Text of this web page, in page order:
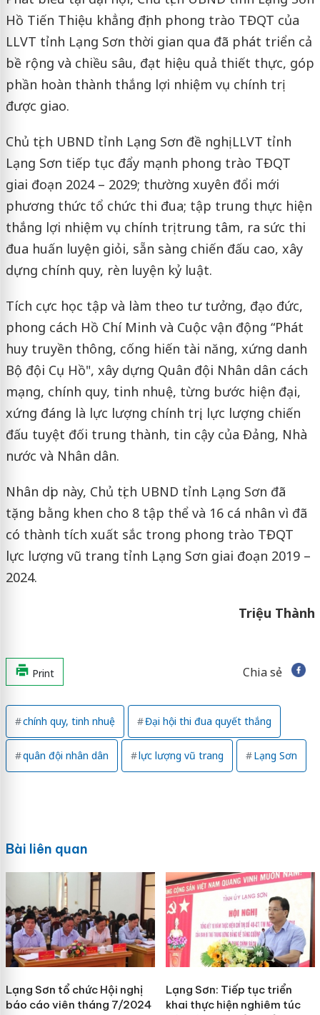
Hồ Tiến Thiệu khẳng định phong trào TĐQT của
LLVT tỉnh Lạng Sơn thời gian qua đã phát triển cả
bề rộng và chiều sâu, đạt hiệu quả thiết thực, góp
phần hoàn thành thắng lợi nhiệm vụ chính trị
được giao.
Chủ tịch UBND tỉnh Lạng Sơn đề nghị LLVT tỉnh
Lạng Sơn tiếp tục đẩy mạnh phong trào TĐQT
giai đoạn 2024 – 2029; thường xuyên đổi mới
phương thức tổ chức thi đua; tập trung thực hiện
thắng lợi nhiệm vụ chính trị trung tâm, ra sức thi
đua huấn luyện giỏi, sẵn sàng chiến đấu cao, xây
dựng chính quy, rèn luyện kỷ luật.
Tích cực học tập và làm theo tư tưởng, đạo đức,
phong cách Hồ Chí Minh và Cuộc vận động “Phát
huy truyền thông, cống hiến tài năng, xứng danh
Bộ đội Cụ Hồ", xây dựng Quân đội Nhân dân cách
mạng, chính quy, tinh nhuệ, từng bước hiện đại,
xứng đáng là lực lượng chính trị, lực lượng chiến
đấu tuyệt đối trung thành, tin cậy của Đảng, Nhà
nước và Nhân dân.
Nhân dịp này, Chủ tịch UBND tỉnh Lạng Sơn đã
tặng bằng khen cho 8 tập thể và 16 cá nhân vì đã
có thành tích xuất sắc trong phong trào TĐQT
lực lượng vũ trang tỉnh Lạng Sơn giai đoạn 2019 –
2024.
Triệu Thành
Print Chia sẻ
chính quy, tinh nhuệ Đại hội thi đua quyết thắng
quân đội nhân dân lực lượng vũ trang Lạng Sơn
Bài liên quan
Lạng Sơn tổ chức Hội nghị
báo cáo viên tháng 7/2024
Lạng Sơn: Tiếp tục triển
khai thực hiện nghiêm túc